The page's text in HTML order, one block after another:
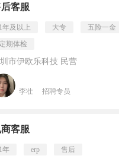
客服
年及以上 大专 五险一金
期体检
市伊欧乐科技 民营
李壮 招聘专员
客服
年 erp 售后